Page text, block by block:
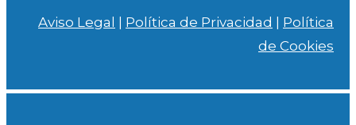
Aviso Legal Política de Privacidad
Política
de Cookies